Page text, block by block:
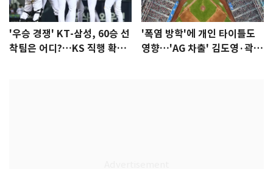
'우승 경쟁' KT-삼성, 60승 선
착팀은 어디?…KS 직행 확률
'폭염 방학'에 개인 타이틀도
영향…'AG 차출' 김도영·곽빈